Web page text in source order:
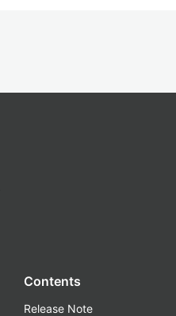
Contents
Release Note